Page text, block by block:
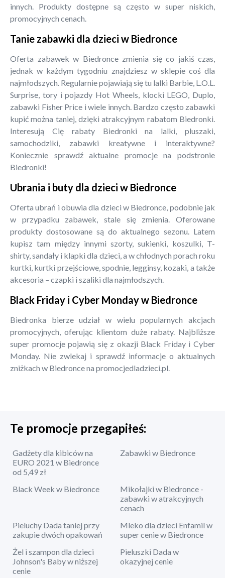
innych. Produkty dostępne są często w super niskich,
promocyjnych cenach.
Tanie zabawki dla dzieci w Biedronce
Oferta zabawek w Biedronce zmienia się co jakiś czas,
jednak w każdym tygodniu znajdziesz w sklepie coś dla
najmłodszych. Regularnie pojawiają się tu lalki Barbie, L.O.L.
Surprise, tory i pojazdy Hot Wheels, klocki LEGO, Duplo,
zabawki Fisher Price i wiele innych. Bardzo często zabawki
kupić można taniej, dzięki atrakcyjnym rabatom Biedronki.
Interesują Cię rabaty Biedronki na lalki, pluszaki,
samochodziki, zabawki kreatywne i interaktywne?
Koniecznie sprawdź aktualne promocje na podstronie
Biedronki!
Ubrania i buty dla dzieci w Biedronce
Oferta ubrań i obuwia dla dzieci w Biedronce, podobnie jak
w przypadku zabawek, stale się zmienia. Oferowane
produkty dostosowane są do aktualnego sezonu. Latem
kupisz tam między innymi szorty, sukienki, koszulki, T-
shirty, sandały i klapki dla dzieci, a w chłodnych porach roku
kurtki, kurtki przejściowe, spodnie, legginsy, kozaki, a także
akcesoria – czapki i szaliki dla najmłodszych.
Black Friday i Cyber Monday w Biedronce
Biedronka bierze udział w wielu popularnych akcjach
promocyjnych, oferując klientom duże rabaty. Najbliższe
super promocje pojawią się z okazji Black Friday i Cyber
Monday. Nie zwlekaj i sprawdź informacje o aktualnych
zniżkach w Biedronce na promocjedladzieci.pl.
Te promocje przegapiłeś:
Gadżety dla kibiców na
EURO 2021 w Biedronce
od 5,49 zł
Zabawki w Biedronce
Black Week w Biedronce
Mikołajki w Biedronce -
zabawki w atrakcyjnych
cenach
Pieluchy Dada taniej przy
zakupie dwóch opakowań
Mleko dla dzieci Enfamil w
super cenie w Biedronce
Żel i szampon dla dzieci
Johnson's Baby w niższej
cenie
Pieluszki Dada w
okazyjnej cenie